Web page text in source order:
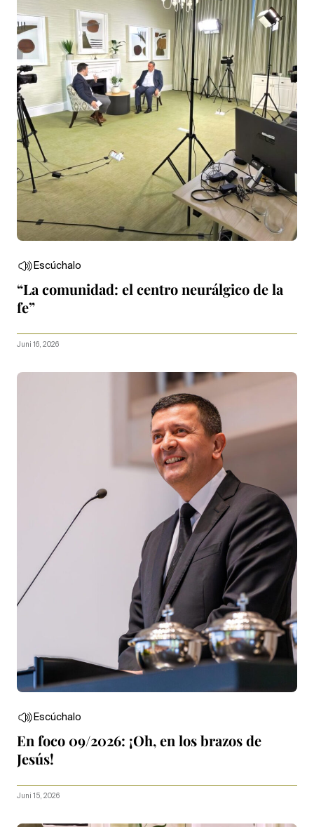
Escúchalo
“La comunidad: el centro neurálgico de la
fe”
Juni 16, 2026
Escúchalo
En foco 09/2026: ¡Oh, en los brazos de
Jesús!
Juni 15, 2026